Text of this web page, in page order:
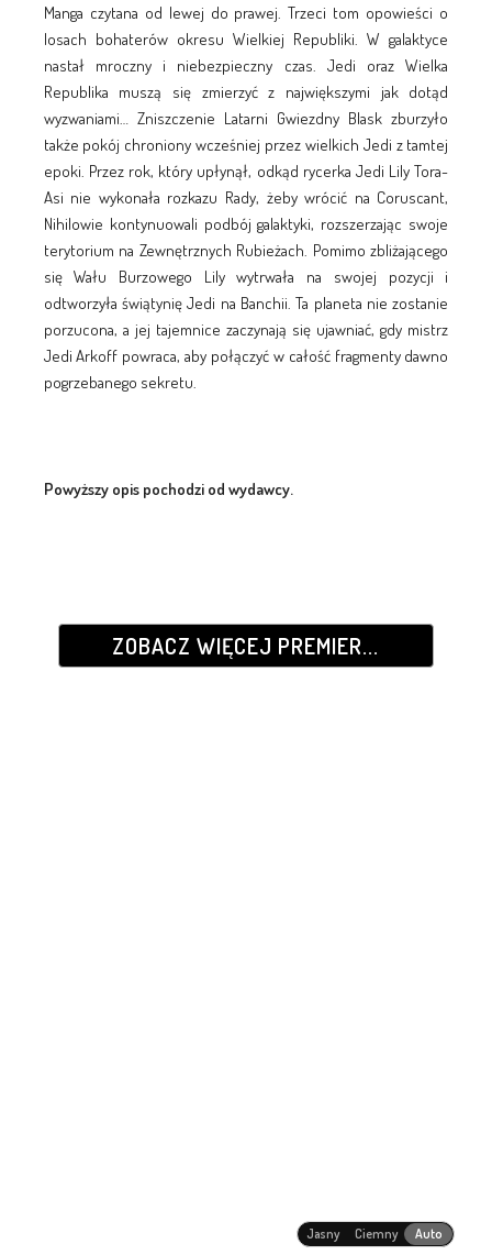
Manga czytana od lewej do prawej. Trzeci tom opowieści o
losach bohaterów okresu Wielkiej Republiki. W galaktyce
nastał mroczny i niebezpieczny czas. Jedi oraz Wielka
Republika muszą się zmierzyć z największymi jak dotąd
wyzwaniami… Zniszczenie Latarni Gwiezdny Blask zburzyło
także pokój chroniony wcześniej przez wielkich Jedi z tamtej
epoki. Przez rok, który upłynął, odkąd rycerka Jedi Lily Tora-
Asi nie wykonała rozkazu Rady, żeby wrócić na Coruscant,
Nihilowie kontynuowali podbój galaktyki, rozszerzając swoje
terytorium na Zewnętrznych Rubieżach. Pomimo zbliżającego
się Wału Burzowego Lily wytrwała na swojej pozycji i
odtworzyła świątynię Jedi na Banchii. Ta planeta nie zostanie
porzucona, a jej tajemnice zaczynają się ujawniać, gdy mistrz
Jedi Arkoff powraca, aby połączyć w całość fragmenty dawno
pogrzebanego sekretu.
Powyższy opis pochodzi od wydawcy.
ZOBACZ WIĘCEJ PREMIER...
Jasny Ciemny Auto